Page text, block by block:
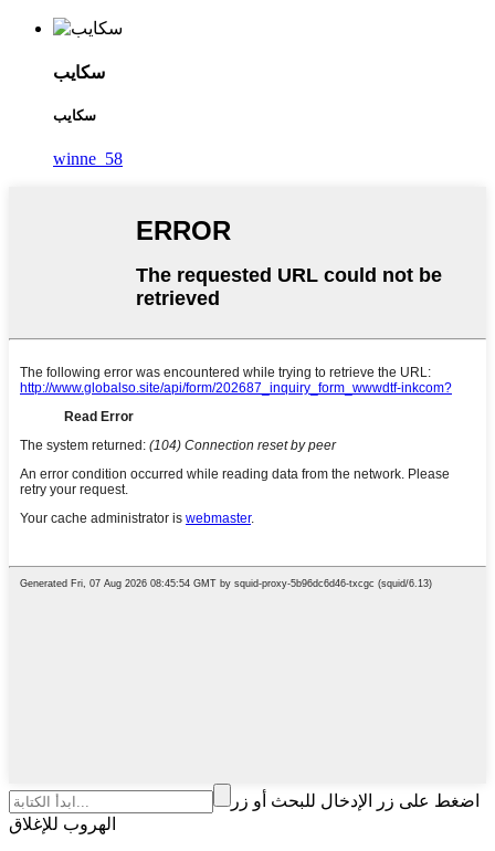
سكايب
سكايب
winne_58
اضغط على زر الإدخال للبحث أو زر
الهروب للإغلاق